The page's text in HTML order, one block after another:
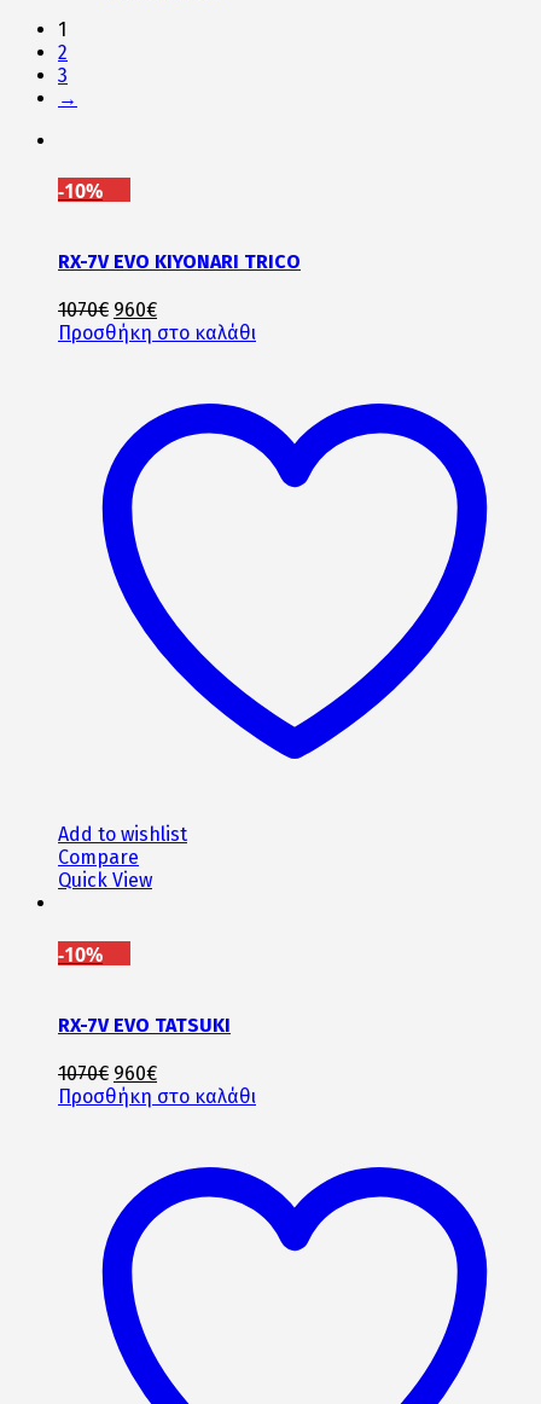
1
2
3
→
-10%
RX-7V EVO KIYONARI TRICO
1070€ Original
price
960€Η
τρέχουσα
960€.
Προσθήκη στο καλάθι
Add to wishlist
Compare
Quick View
-10%
RX-7V EVO TATSUKI
1070€ Original
price
960€Η
τρέχουσα
960€.
Προσθήκη στο καλάθι